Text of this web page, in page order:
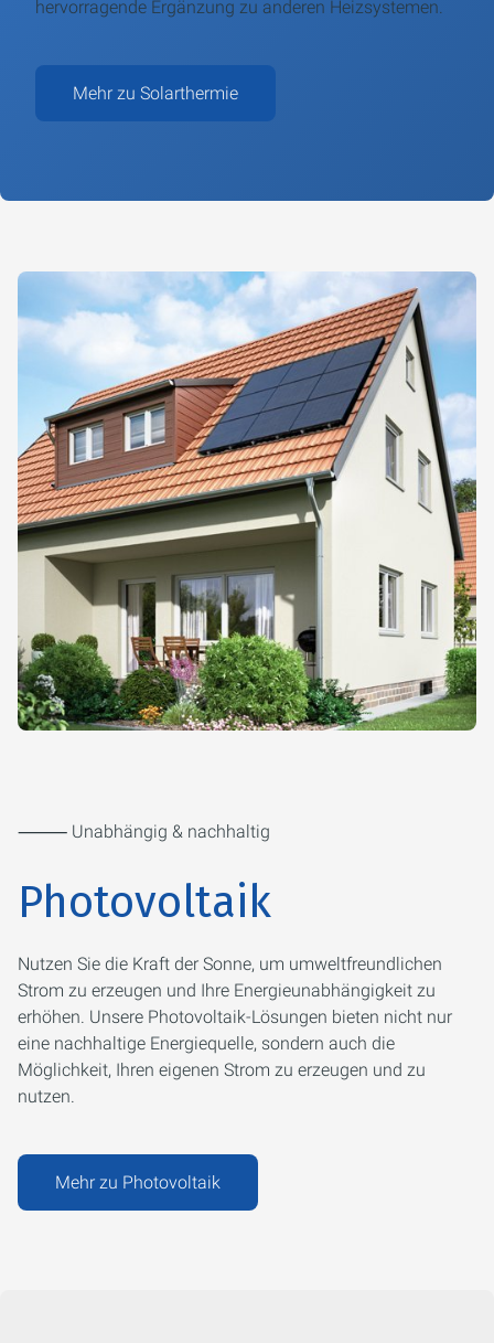
hervorragende Ergänzung zu anderen Heizsystemen.
Mehr zu Solarthermie
⸻ Unabhängig & nachhaltig
Photovoltaik
Nutzen Sie die Kraft der Sonne, um umweltfreundlichen
Strom zu erzeugen und Ihre Energieunabhängigkeit zu
erhöhen. Unsere Photovoltaik-Lösungen bieten nicht nur
eine nachhaltige Energiequelle, sondern auch die
Möglichkeit, Ihren eigenen Strom zu erzeugen und zu
nutzen.
Mehr zu Photovoltaik